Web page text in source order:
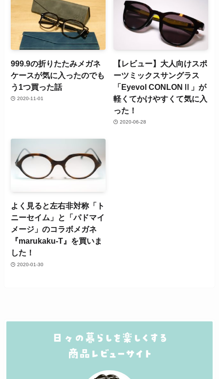
999.9の折りたたみメガネ
ケースが気に入ったのでも
う1つ買った話
2020-11-01
【レビュー】大人向けスポ
ーツミックスサングラス
「Eyevol CONLONⅡ」が
軽くてかけやすくて気に入
った！
2020-06-28
よく見ると左右非対称「ト
ニーセイム」と「パドマイ
メージ」のコラボメガネ
『marukaku-T』を買いま
した！
2020-01-30